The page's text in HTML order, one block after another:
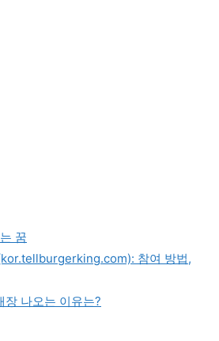
꿈
참여 방법,
장 나오는 이유는?